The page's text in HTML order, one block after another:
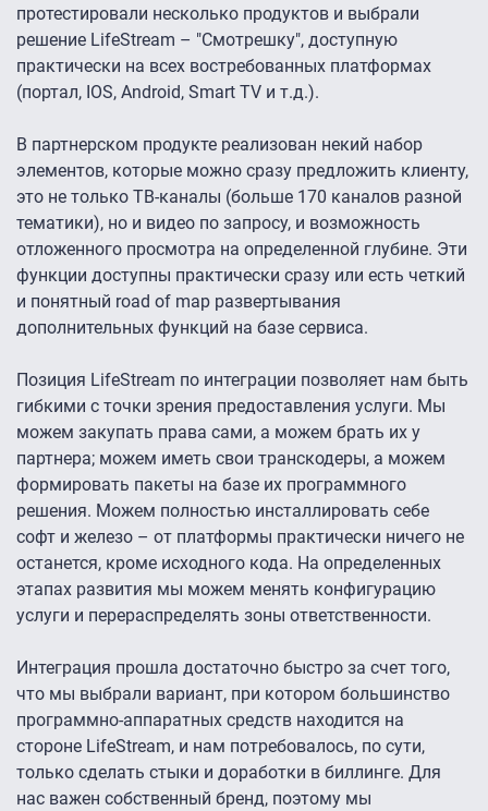
протестировали несколько продуктов и выбрали
решение LifeStream – "Смотрешку", доступную
практически на всех востребованных платформах
(портал, IOS, Android, Smart TV и т.д.).
В партнерском продукте реализован некий набор
элементов, которые можно сразу предложить клиенту,
это не только ТВ-каналы (больше 170 каналов разной
тематики), но и видео по запросу, и возможность
отложенного просмотра на определенной глубине. Эти
функции доступны практически сразу или есть четкий
и понятный road of map развертывания
дополнительных функций на базе сервиса.
Позиция LifeStream по интеграции позволяет нам быть
гибкими с точки зрения предоставления услуги. Мы
можем закупать права сами, а можем брать их у
партнера; можем иметь свои транскодеры, а можем
формировать пакеты на базе их программного
решения. Можем полностью инсталлировать себе
софт и железо – от платформы практически ничего не
останется, кроме исходного кода. На определенных
этапах развития мы можем менять конфигурацию
услуги и перераспределять зоны ответственности.
Интеграция прошла достаточно быстро за счет того,
что мы выбрали вариант, при котором большинство
программно-аппаратных средств находится на
стороне LifeStream, и нам потребовалось, по сути,
только сделать стыки и доработки в биллинге. Для
нас важен собственный бренд, поэтому мы